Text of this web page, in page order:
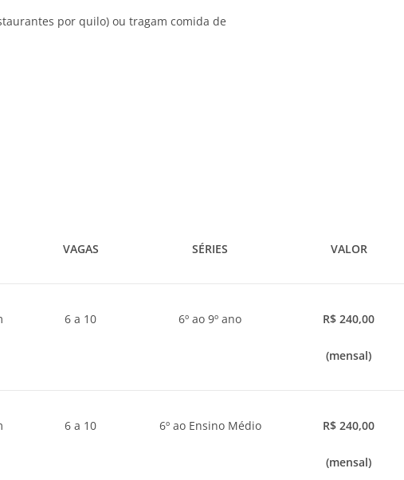
por quilo) ou tragam comida de
VAGAS SÉRIES VALOR
6 a 10 6º ao 9º ano R$ 240,00
(mensal)
6 a 10 6º ao Ensino Médio R$ 240,00
(mensal)